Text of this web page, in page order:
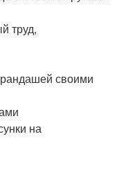
труд,
своими
на